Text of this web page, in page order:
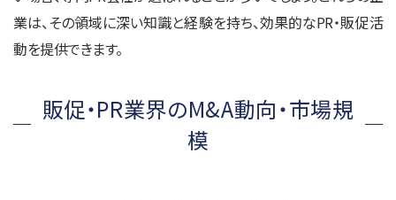
業は、その領域に深い知識と経験を持ち、効果的なPR・販促活
動を提供できます。
販促・PR業界のM&A動向・市場規
模